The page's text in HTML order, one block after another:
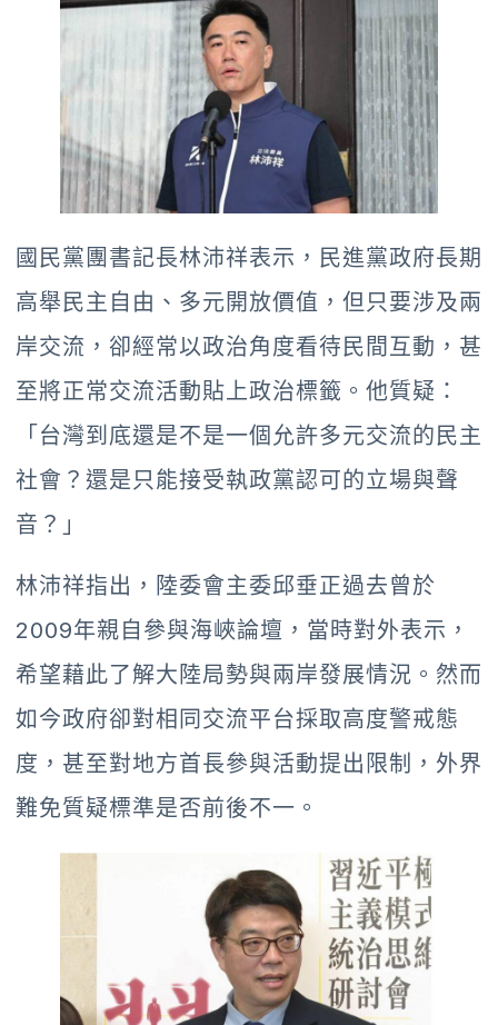
國民黨團書記長林沛祥表示，民進黨政府長期
高舉民主自由、多元開放價值，但只要涉及兩
岸交流，卻經常以政治角度看待民間互動，甚
至將正常交流活動貼上政治標籤。他質疑：
「台灣到底還是不是一個允許多元交流的民主
社會？還是只能接受執政黨認可的立場與聲
音？」
林沛祥指出，陸委會主委邱垂正過去曾於
2009年親自參與海峽論壇，當時對外表示，
希望藉此了解大陸局勢與兩岸發展情況。然而
如今政府卻對相同交流平台採取高度警戒態
度，甚至對地方首長參與活動提出限制，外界
難免質疑標準是否前後不一。